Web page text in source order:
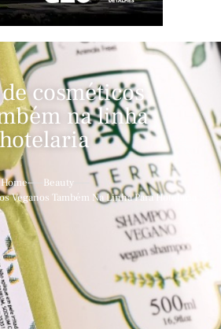
cosméticos
na linha
Home
Beauty
Veganos Também Na Linha Para Hotelaria